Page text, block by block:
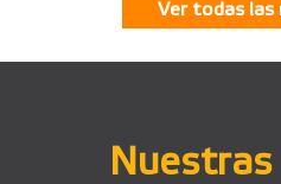
Ver todas las